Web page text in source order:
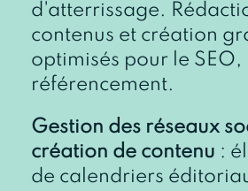
Gestion des réseaux
création de contenu :
de calendriers
d'atterrissage.
contenus et création
optimisés pour le SEO,
référencement.